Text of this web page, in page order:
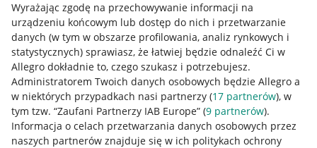
Wyrażając zgodę na przechowywanie informacji na
urządzeniu końcowym lub dostęp do nich i przetwarzanie
danych (w tym w obszarze profilowania, analiz rynkowych i
statystycznych) sprawiasz, że łatwiej będzie odnaleźć Ci w
Allegro dokładnie to, czego szukasz i potrzebujesz.
Administratorem Twoich danych osobowych będzie Allegro a
w niektórych przypadkach nasi partnerzy (17 partnerów), w
tym tzw. “Zaufani Partnerzy IAB Europe” (9 partnerów).
Informacja o celach przetwarzania danych osobowych przez
naszych partnerów znajduje się w ich politykach ochrony
Przydatne informacje